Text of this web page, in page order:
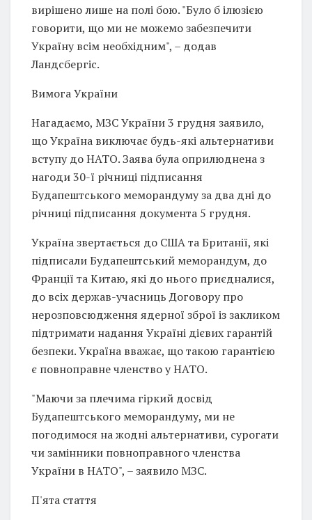
вирішено лише на полі бою. "Було б ілюзією
говорити, що ми не можемо забезпечити
Україну всім необхідним", – додав
Ландсбергіс.
Вимога України
Нагадаємо, МЗС України 3 грудня заявило,
що Україна виключає будь-які альтернативи
вступу до НАТО. Заява була оприлюднена з
нагоди 30-ї річниці підписання
Будапештського меморандуму за два дні до
річниці підписання документа 5 грудня.
Україна звертається до США та Британії, які
підписали Будапештський меморандум, до
Франції та Китаю, які до нього приєдналися,
до всіх держав-учасниць Договору про
нерозповсюдження ядерної зброї із закликом
підтримати надання Україні дієвих гарантій
безпеки. Україна вважає, що такою гарантією
є повноправне членство у НАТО.
"Маючи за плечима гіркий досвід
Будапештського меморандуму, ми не
погодимося на жодні альтернативи, сурогати
чи замінники повноправного членства
України в НАТО", – заявило МЗС.
П'ята стаття